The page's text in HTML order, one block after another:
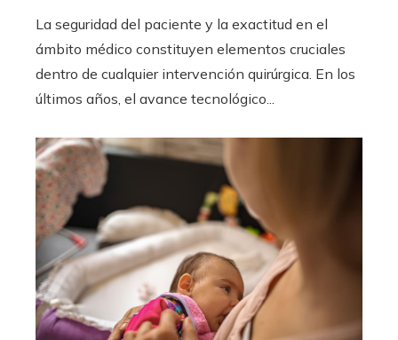
La seguridad del paciente y la exactitud en el
ámbito médico constituyen elementos cruciales
dentro de cualquier intervención quirúrgica. En los
últimos años, el avance tecnológico...